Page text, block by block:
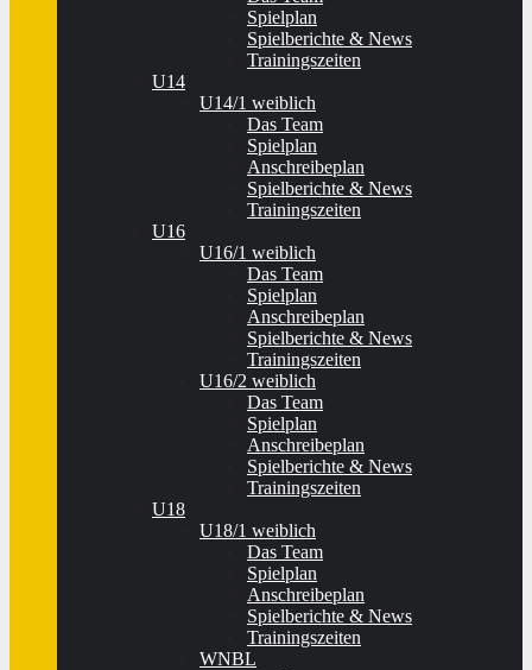
Spielplan
Spielberichte & News
Trainingszeiten
U14
U14/1 weiblich
Das Team
Spielplan
Anschreibeplan
Spielberichte & News
Trainingszeiten
U16
U16/1 weiblich
Das Team
Spielplan
Anschreibeplan
Spielberichte & News
Trainingszeiten
U16/2 weiblich
Das Team
Spielplan
Anschreibeplan
Spielberichte & News
Trainingszeiten
U18
U18/1 weiblich
Das Team
Spielplan
Anschreibeplan
Spielberichte & News
Trainingszeiten
WNBL